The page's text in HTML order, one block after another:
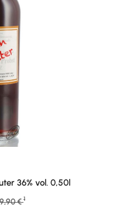
36% vol. 0,50l
Preis:
€ 1